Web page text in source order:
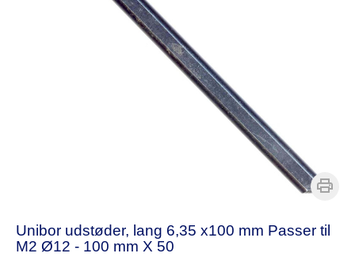
Unibor udstøder, lang 6,35 x100 mm Passer til
M2 Ø12 - 100 mm X 50